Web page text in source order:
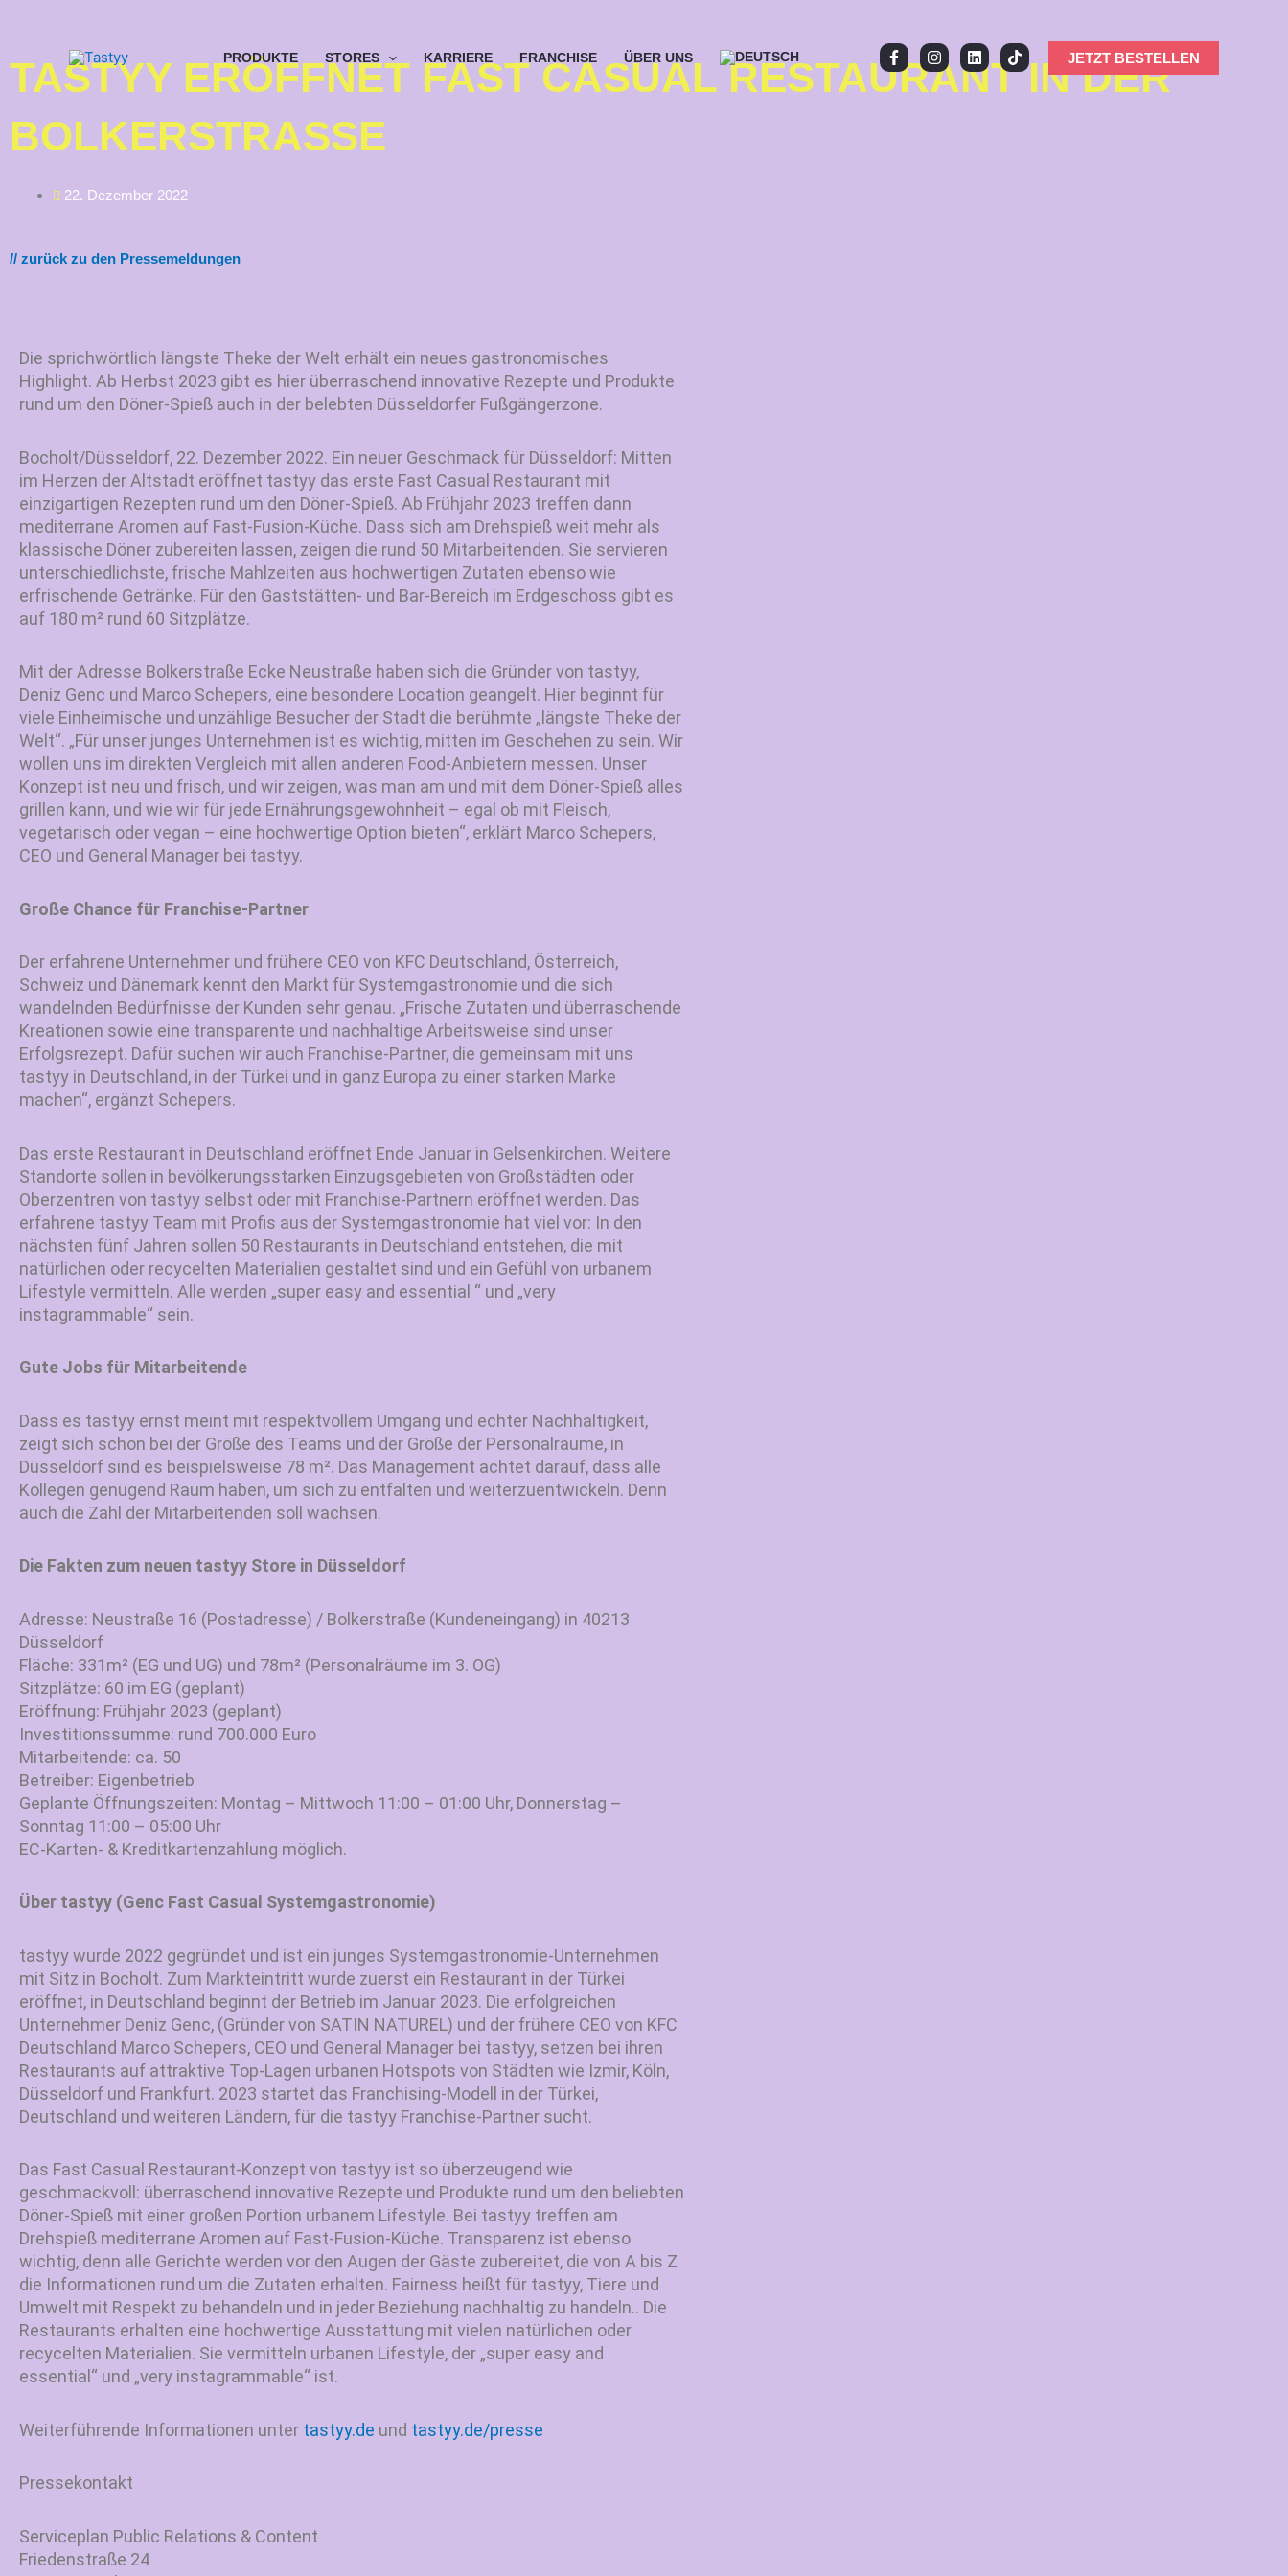
PRODUKTE STORES KARRIERE FRANCHISE ÜBER UNS JETZT BESTELLEN
TASTYY ERÖFFNET FAST CASUAL RESTAURANT IN DER
BOLKERSTRASSE
22. Dezember 2022
// zurück zu den Pressemeldungen
Die sprichwörtlich längste Theke der Welt erhält ein neues gastronomisches
Highlight. Ab Herbst 2023 gibt es hier überraschend innovative Rezepte und Produkte
rund um den Döner-Spieß auch in der belebten Düsseldorfer Fußgängerzone.
Bocholt/Düsseldorf, 22. Dezember 2022. Ein neuer Geschmack für Düsseldorf: Mitten
im Herzen der Altstadt eröffnet tastyy das erste Fast Casual Restaurant mit
einzigartigen Rezepten rund um den Döner-Spieß. Ab Frühjahr 2023 treffen dann
mediterrane Aromen auf Fast-Fusion-Küche. Dass sich am Drehspieß weit mehr als
klassische Döner zubereiten lassen, zeigen die rund 50 Mitarbeitenden. Sie servieren
unterschiedlichste, frische Mahlzeiten aus hochwertigen Zutaten ebenso wie
erfrischende Getränke. Für den Gaststätten- und Bar-Bereich im Erdgeschoss gibt es
auf 180 m² rund 60 Sitzplätze.
Mit der Adresse Bolkerstraße Ecke Neustraße haben sich die Gründer von tastyy,
Deniz Genc und Marco Schepers, eine besondere Location geangelt. Hier beginnt für
viele Einheimische und unzählige Besucher der Stadt die berühmte „längste Theke der
Welt“. „Für unser junges Unternehmen ist es wichtig, mitten im Geschehen zu sein. Wir
wollen uns im direkten Vergleich mit allen anderen Food-Anbietern messen. Unser
Konzept ist neu und frisch, und wir zeigen, was man am und mit dem Döner-Spieß alles
grillen kann, und wie wir für jede Ernährungsgewohnheit – egal ob mit Fleisch,
vegetarisch oder vegan – eine hochwertige Option bieten“, erklärt Marco Schepers,
CEO und General Manager bei tastyy.
Große Chance für Franchise-Partner
Der erfahrene Unternehmer und frühere CEO von KFC Deutschland, Österreich,
Schweiz und Dänemark kennt den Markt für Systemgastronomie und die sich
wandelnden Bedürfnisse der Kunden sehr genau. „Frische Zutaten und überraschende
Kreationen sowie eine transparente und nachhaltige Arbeitsweise sind unser
Erfolgsrezept. Dafür suchen wir auch Franchise-Partner, die gemeinsam mit uns
tastyy in Deutschland, in der Türkei und in ganz Europa zu einer starken Marke
machen“, ergänzt Schepers.
Das erste Restaurant in Deutschland eröffnet Ende Januar in Gelsenkirchen. Weitere
Standorte sollen in bevölkerungsstarken Einzugsgebieten von Großstädten oder
Oberzentren von tastyy selbst oder mit Franchise-Partnern eröffnet werden. Das
erfahrene tastyy Team mit Profis aus der Systemgastronomie hat viel vor: In den
nächsten fünf Jahren sollen 50 Restaurants in Deutschland entstehen, die mit
natürlichen oder recycelten Materialien gestaltet sind und ein Gefühl von urbanem
Lifestyle vermitteln. Alle werden „super easy and essential “ und „very
instagrammable“ sein.
Gute Jobs für Mitarbeitende
Dass es tastyy ernst meint mit respektvollem Umgang und echter Nachhaltigkeit,
zeigt sich schon bei der Größe des Teams und der Größe der Personalräume, in
Düsseldorf sind es beispielsweise 78 m². Das Management achtet darauf, dass alle
Kollegen genügend Raum haben, um sich zu entfalten und weiterzuentwickeln. Denn
auch die Zahl der Mitarbeitenden soll wachsen.
Die Fakten zum neuen tastyy Store in Düsseldorf
Adresse: Neustraße 16 (Postadresse) / Bolkerstraße (Kundeneingang) in 40213
Düsseldorf
Fläche: 331m² (EG und UG) und 78m² (Personalräume im 3. OG)
Sitzplätze: 60 im EG (geplant)
Eröffnung: Frühjahr 2023 (geplant)
Investitionssumme: rund 700.000 Euro
Mitarbeitende: ca. 50
Betreiber: Eigenbetrieb
Geplante Öffnungszeiten: Montag – Mittwoch 11:00 – 01:00 Uhr, Donnerstag –
Sonntag 11:00 – 05:00 Uhr
EC-Karten- & Kreditkartenzahlung möglich.
Über tastyy (Genc Fast Casual Systemgastronomie)
tastyy wurde 2022 gegründet und ist ein junges Systemgastronomie-Unternehmen
mit Sitz in Bocholt. Zum Markteintritt wurde zuerst ein Restaurant in der Türkei
eröffnet, in Deutschland beginnt der Betrieb im Januar 2023. Die erfolgreichen
Unternehmer Deniz Genc, (Gründer von SATIN NATUREL) und der frühere CEO von KFC
Deutschland Marco Schepers, CEO und General Manager bei tastyy, setzen bei ihren
Restaurants auf attraktive Top-Lagen urbanen Hotspots von Städten wie Izmir, Köln,
Düsseldorf und Frankfurt. 2023 startet das Franchising-Modell in der Türkei,
Deutschland und weiteren Ländern, für die tastyy Franchise-Partner sucht.
Das Fast Casual Restaurant-Konzept von tastyy ist so überzeugend wie
geschmackvoll: überraschend innovative Rezepte und Produkte rund um den beliebten
Döner-Spieß mit einer großen Portion urbanem Lifestyle. Bei tastyy treffen am
Drehspieß mediterrane Aromen auf Fast-Fusion-Küche. Transparenz ist ebenso
wichtig, denn alle Gerichte werden vor den Augen der Gäste zubereitet, die von A bis Z
die Informationen rund um die Zutaten erhalten. Fairness heißt für tastyy, Tiere und
Umwelt mit Respekt zu behandeln und in jeder Beziehung nachhaltig zu handeln.. Die
Restaurants erhalten eine hochwertige Ausstattung mit vielen natürlichen oder
recycelten Materialien. Sie vermitteln urbanen Lifestyle, der „super easy and
essential“ und „very instagrammable“ ist.
Weiterführende Informationen unter tastyy.de und tastyy.de/presse
Pressekontakt
Serviceplan Public Relations & Content
Friedenstraße 24